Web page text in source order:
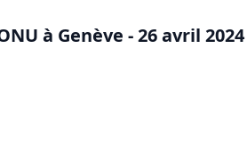
à Genève - 26 avril 2024